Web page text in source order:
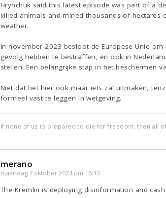
Hrynchuk said this latest episode was part of a
killed animals and mined thousands of hectares
weather.
In november 2023 besloot de Europese Unie
gevolg hebben te bestraffen, en ook in
stellen. Een belangrijke stap in het beschermen
Niet dat het hier ook maar iets zal uitmaken,
formeel vast te leggen in wetgeving.
If none of us is prepared to die for freedom, then all
merano
maandag 7 oktober 2024 om 16:13
The Kremlin is deploying disinformation and